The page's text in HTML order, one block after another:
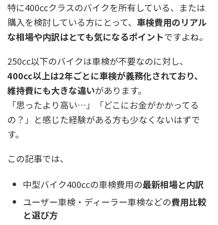
特に400ccクラスのバイクを所有している、または
購入を検討している方にとって、 車検費用のリアル
な相場や内訳はとても気になるポイントですよね。
250cc以下のバイクは車検が不要なのに対し、
400cc以上は2年ごとに車検が義務化されており、
維持費にも大きな違いがあります。
「思ったより高い…」「どこにお金がかかってる
の？」と感じた経験がある方も少なくないはずで
す。
この記事では、
中型バイク400ccの車検費用の最新相場と内訳
ユーザー車検・ディーラー車検などの費用比較
と選び方